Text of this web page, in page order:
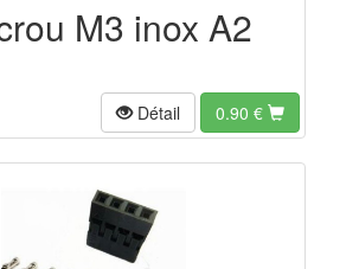
M3 inox A2
Détail 0.90 €